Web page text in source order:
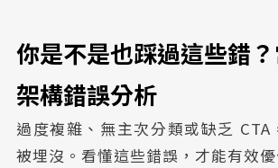
你是不是也踩過這些錯
架構錯誤分析
過度複雜、無主次分類或缺乏 CTA
被埋沒。看懂這些錯誤，才能有效優